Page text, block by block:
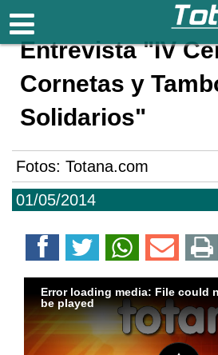
Totana.com
01/05/2014
Entrevista "IV
Cornetas y
Solidarios"
Fotos: Totana.com
Error loading media: File could
be played